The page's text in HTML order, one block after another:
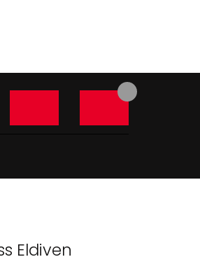
Eldiven